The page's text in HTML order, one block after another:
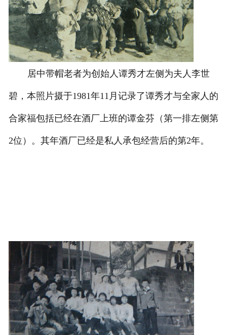
居中带帽老者为创始人谭秀才左侧为夫人李世
碧，本照片摄于1981年11月记录了谭秀才与全家人的
合家福包括已经在酒厂上班的谭金芬（第一排左侧第
2位）。其年酒厂已经是私人承包经营后的第2年。